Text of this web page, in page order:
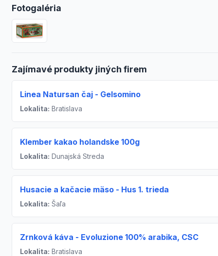
Fotogaléria
Zajímavé produkty jiných firem
Linea Natursan čaj - Gelsomino
Lokalita: Bratislava
Klember kakao holandske 100g
Lokalita: Dunajská Streda
Husacie a kačacie mäso - Hus 1. trieda
Lokalita: Šaľa
Zrnková káva - Evoluzione 100% arabika, CSC
Lokalita: Bratislava